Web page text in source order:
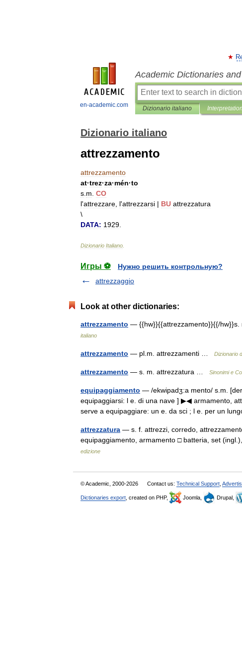
en-academic.com
Academic Dictionaries
Dizionario italiano
Dizionario italiano
attrezzamento
attrezzamento
at·trez·za·mén·to
s m CO
l'attrezzare l'attrezzarsi | BU attrezzatura
\
DATA: 1929
Dizionario Italiano
Игры ⚽
Нужно решить контрольную?
attrezzaggio
Look at other dictionaries:
attrezzamento — {{hw}}{{attrezzamento}}{{/
italiano
attrezzamento — pl.m. attrezzamenti … Dizionario
attrezzamento — s. m. attrezzatura … Sinonimi e
equipaggiamento — /ekwipadʒ:a mento/ s.m.
equipaggiarsi: l e. di una nave ] ▶◀ armamento,
serve a equipaggiare: un e. da sci ; l e. per un
attrezzatura — s. f. attrezzi, corredo,
equipaggiamento, armamento □ batteria, set
edizione
© Academic, 2000-2026 Contact us: Technical Support
Dictionaries export , created on PHP, Joomla, Drupal,